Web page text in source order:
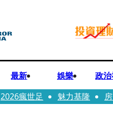
最新 娛樂 政
2026瘋世足
魅力基隆